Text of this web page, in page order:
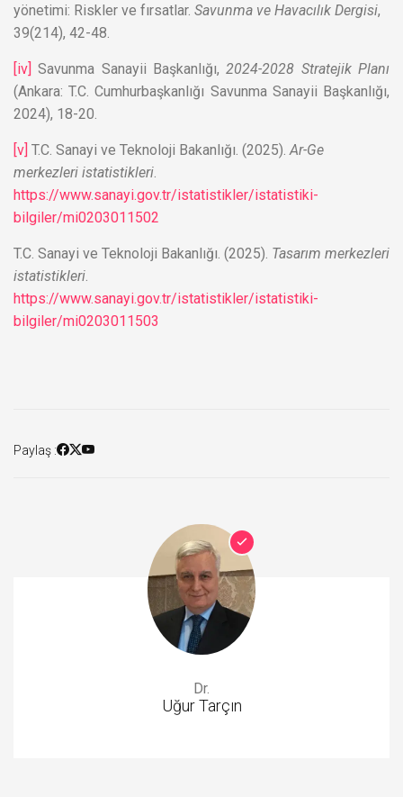
yönetimi: Riskler ve fırsatlar. Savunma ve Havacılık Dergisi,
39(214), 42-48.
[iv] Savunma Sanayii Başkanlığı,2024-2028 Stratejik Planı
(Ankara: T.C. Cumhurbaşkanlığı Savunma Sanayii Başkanlığı,
2024), 18-20.
[v] T.C. Sanayi ve Teknoloji Bakanlığı. (2025). Ar-Ge
merkezleri istatistikleri
https://www.sanayi.gov.tr/istatistikler/istatistiki-
bilgiler/mi0203011502
T.C. Sanayi ve Teknoloji Bakanlığı. (2025). Tasarım merkezleri
istatistikleri
https://www.sanayi.gov.tr/istatistikler/istatistiki-
bilgiler/mi0203011503
Paylaş :
Dr.
Uğur Tarçın